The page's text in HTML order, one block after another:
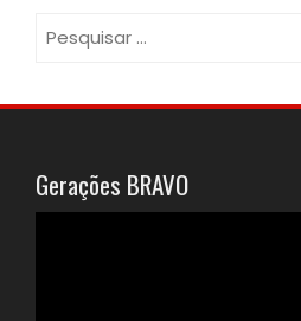
Pesquisar
Gerações BRAVO